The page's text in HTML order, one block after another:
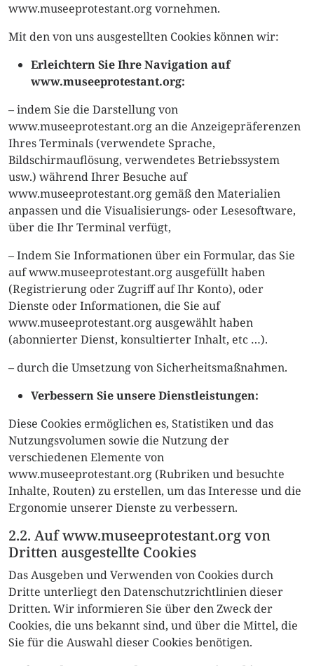
www.museeprotestant.org vornehmen.
Mit den von uns ausgestellten Cookies können wir:
Erleichtern Sie Ihre Navigation auf
www.museeprotestant.org:
– indem Sie die Darstellung von
www.museeprotestant.org an die Anzeigepräferenzen
Ihres Terminals (verwendete Sprache,
Bildschirmauflösung, verwendetes Betriebssystem
usw.) während Ihrer Besuche auf
www.museeprotestant.org gemäß den Materialien
anpassen und die Visualisierungs- oder Lesesoftware,
über die Ihr Terminal verfügt,
– Indem Sie Informationen über ein Formular, das Sie
auf www.museeprotestant.org ausgefüllt haben
(Registrierung oder Zugriff auf Ihr Konto), oder
Dienste oder Informationen, die Sie auf
www.museeprotestant.org ausgewählt haben
(abonnierter Dienst, konsultierter Inhalt, etc …).
– durch die Umsetzung von Sicherheitsmaßnahmen.
Verbessern Sie unsere Dienstleistungen:
Diese Cookies ermöglichen es, Statistiken und das
Nutzungsvolumen sowie die Nutzung der
verschiedenen Elemente von
www.museeprotestant.org (Rubriken und besuchte
Inhalte, Routen) zu erstellen, um das Interesse und die
Ergonomie unserer Dienste zu verbessern.
2.2. Auf www.museeprotestant.org von
Dritten ausgestellte Cookies
Das Ausgeben und Verwenden von Cookies durch
Dritte unterliegt den Datenschutzrichtlinien dieser
Dritten. Wir informieren Sie über den Zweck der
Cookies, die uns bekannt sind, und über die Mittel, die
Sie für die Auswahl dieser Cookies benötigen.